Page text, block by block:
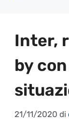
Inter,
by
21/11/2020 di